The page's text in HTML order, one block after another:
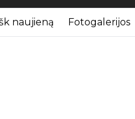
naujieną Fotogalerijos